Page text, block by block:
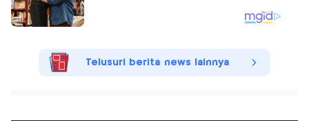
Telusuri berita news lainnya